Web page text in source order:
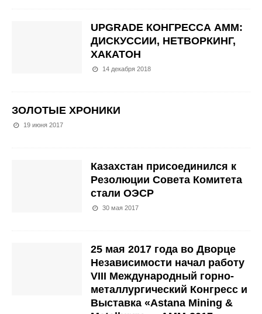
UPGRADE КОНГРЕССА АММ:
ДИСКУССИИ, НЕТВОРКИНГ,
ХАКАТОН
14 декабря 2018
ЗОЛОТЫЕ ХРОНИКИ
19 июня 2017
Казахстан присоединился к
Резолюции Совета Комитета
стали ОЭСР
30 мая 2017
25 мая 2017 года во Дворце
Независимости начал работу
VIII Международный горно-
металлургический Конгресс и
Выставка «Astana Mining &